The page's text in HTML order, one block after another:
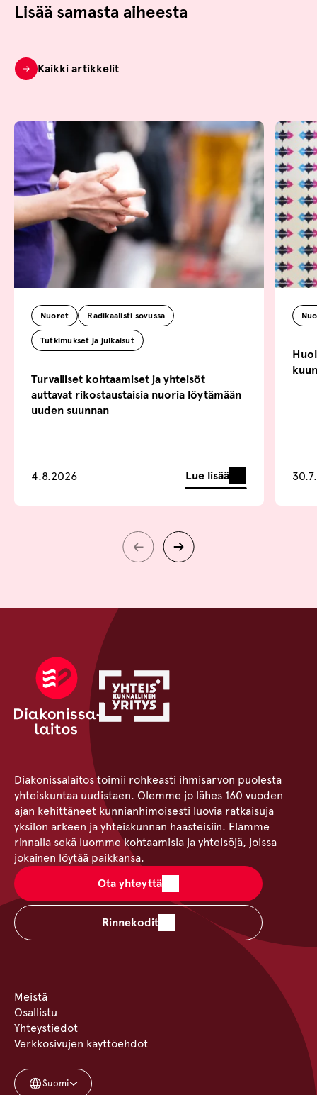
Lisää samasta aiheesta
Kaikki artikkelit
Nuoret Radikaalisti sovussa
Tutkimukset ja julkaisut
Turvalliset kohtaamiset ja yhteisöt
auttavat rikostaustaisia nuoria löytämään
uuden suunnan
4.8.2026 Lue lisää
Diakonissalaitos toimii rohkeasti ihmisarvon puolesta
yhteiskuntaa uudistaen. Olemme jo lähes 160 vuoden
ajan kehittäneet kunnianhimoisesti luovia ratkaisuja
yksilön arkeen ja yhteiskunnan haasteisiin. Elämme
rinnalla sekä luomme kohtaamisia ja yhteisöjä, joissa
jokainen löytää paikkansa.
Ota yhteyttä
Rinnekodit
Meistä
Osallistu
Yhteystiedot
Verkkosivujen käyttöehdot
Suomi